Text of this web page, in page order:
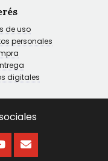
de uso
personales
digitales